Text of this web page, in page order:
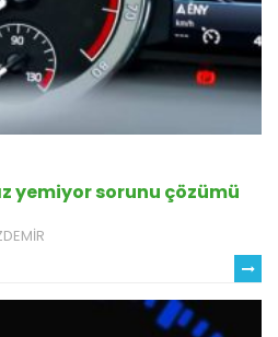
yemiyor sorunu çözümü